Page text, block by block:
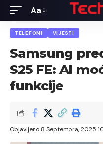
Font
Resizer
Aa
TELEFONI VIJESTI
Samsung
S25 FE: AI
funkcije
Objavljeno 8 Septembra, 2025